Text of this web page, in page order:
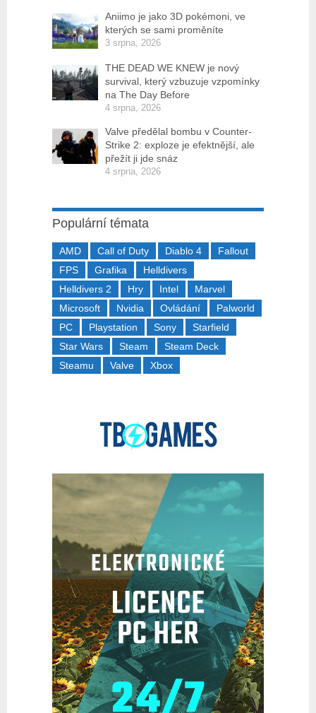
Aniimo je jako 3D pokémoni, ve
kterých se sami proměníte
3 srpna, 2026
THE DEAD WE KNEW je nový
survival, který vzbuzuje vzpomínky
na The Day Before
4 srpna, 2026
Valve předělal bombu v Counter-
Strike 2: exploze je efektnější, ale
přežít ji jde snáz
4 srpna, 2026
Populární témata
AMD Call of Duty Diablo 4
Fallout
FPS
Grafika
Helldivers
Helldivers 2
Hry Intel
Marvel
Microsoft
Nvidia Ovládání
Palworld
PC
Playstation Sony
Starfield
Star Wars
Steam
Steam Deck
Steamu
Valve Xbox